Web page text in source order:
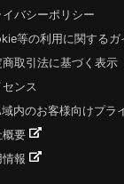
イバシーポリシー
等の利用に関するガ
商取引法に基づく表示
センス
域内のお客様向けプラ
概要
情報